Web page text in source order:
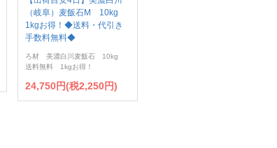
（岐阜）麦飯石M 10kg
1kgお得！◆送料・代引き
手数料無料◆
ろ材 美濃白川麦飯石 10kg
送料無料 1kgお得！
24,750円(税2,250円)